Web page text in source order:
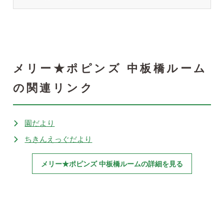
メリー★ポピンズ 中板橋ルーム
の関連リンク
園だより
ちきんえっぐだより
メリー★ポピンズ 中板橋ルームの詳細を見る